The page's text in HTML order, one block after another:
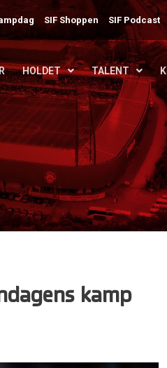
SIF Shoppen SIF Podcast
HOLDET TALENT
kamp